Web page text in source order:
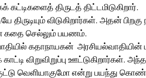
கட்டிகளைத் திருடத் திட்டமிடுகிறார்.
திருடியும் விடுகிறார்கள். அதன்
கதை செல்லும் பயணம்.
கதாநாயகன்
விறுவிறுப்பு ஊட்டுகிறார்கள்.
வெளியாகுமோ என்று பயந்து